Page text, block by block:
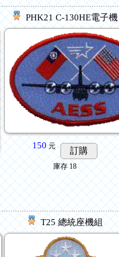
PHK21 C-130HE電子機
150元 訂購
庫存 18
T25 總統座機組